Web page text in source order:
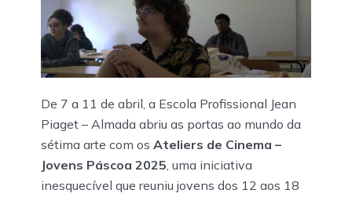
De 7 a 11 de abril, a Escola Profissional Jean
Piaget – Almada abriu as portas ao mundo da
sétima arte com os Ateliers de Cinema –
Jovens Páscoa 2025, uma iniciativa
inesquecível que reuniu jovens dos 12 aos 18